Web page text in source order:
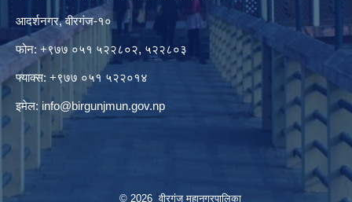
आदर्शनगर, वीरगंज-१०
फोन: +९७७ ०५१ ५२२८०२, ५२२८०३
फ्याक्स: +९७७ ०५१ ५२२०१४
इमेल: info@birgunjmun.gov.np
© 2026 वीरगंज महानगरपालिका